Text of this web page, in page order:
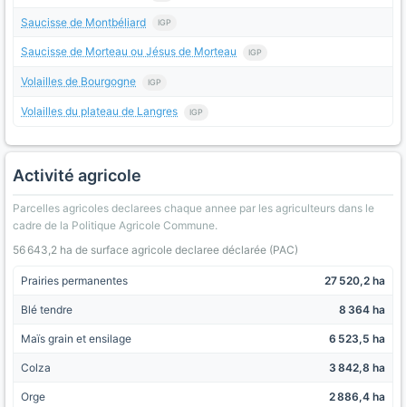
Saucisse de Montbéliard IGP
Saucisse de Morteau ou Jésus de Morteau IGP
Volailles de Bourgogne IGP
Volailles du plateau de Langres IGP
Activité agricole
Parcelles agricoles declarees chaque annee par les agriculteurs dans le
cadre de la Politique Agricole Commune.
56 643,2 ha de surface agricole declaree déclarée (PAC)
Prairies permanentes 27 520,2 ha
Blé tendre 8 364 ha
Maïs grain et ensilage 6 523,5 ha
Colza 3 842,8 ha
Orge 2 886,4 ha